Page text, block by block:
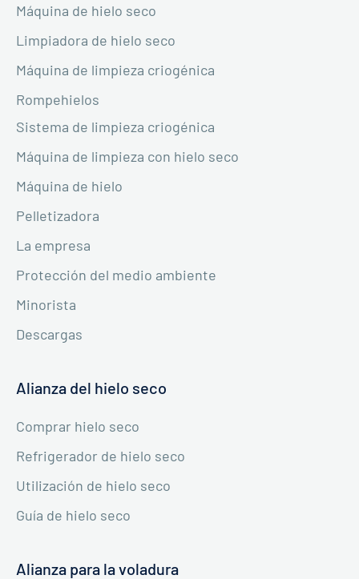
Máquina de hielo seco
Limpiadora de hielo seco
Máquina de limpieza criogénica
Rompehielos
Sistema de limpieza criogénica
Máquina de limpieza con hielo seco
Máquina de hielo
Pelletizadora
La empresa
Protección del medio ambiente
Minorista
Descargas
Alianza del hielo seco
Comprar hielo seco
Refrigerador de hielo seco
Utilización de hielo seco
Guía de hielo seco
Alianza para la voladura